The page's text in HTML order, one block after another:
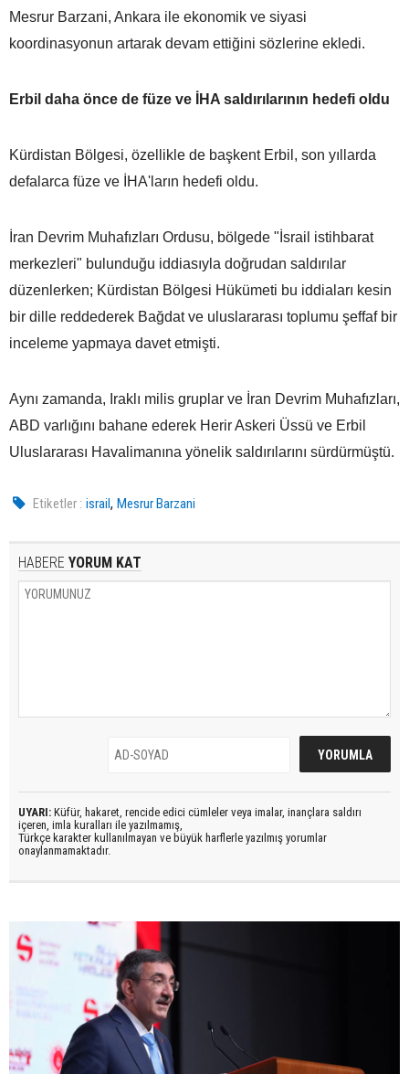
Mesrur Barzani, Ankara ile ekonomik ve siyasi
koordinasyonun artarak devam ettiğini sözlerine ekledi.
Erbil daha önce de füze ve İHA saldırılarının hedefi oldu
Kürdistan Bölgesi, özellikle de başkent Erbil, son yıllarda
defalarca füze ve İHA'ların hedefi oldu.
İran Devrim Muhafızları Ordusu, bölgede "İsrail istihbarat
merkezleri" bulunduğu iddiasıyla doğrudan saldırılar
düzenlerken; Kürdistan Bölgesi Hükümeti bu iddiaları kesin
bir dille reddederek Bağdat ve uluslararası toplumu şeffaf bir
inceleme yapmaya davet etmişti.
Aynı zamanda, Iraklı milis gruplar ve İran Devrim Muhafızları,
ABD varlığını bahane ederek Herir Askeri Üssü ve Erbil
Uluslararası Havalimanına yönelik saldırılarını sürdürmüştü.
Etiketler : israil,Mesrur Barzani
HABERE YORUM KAT
UYARI: Küfür, hakaret, rencide edici cümleler veya imalar, inançlara saldırı
içeren, imla kuralları ile yazılmamış,
Türkçe karakter kullanılmayan ve büyük harflerle yazılmış yorumlar
onaylanmamaktadır.